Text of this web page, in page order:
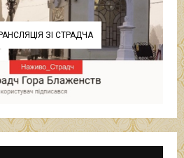
ЗІ СТРАДЧА